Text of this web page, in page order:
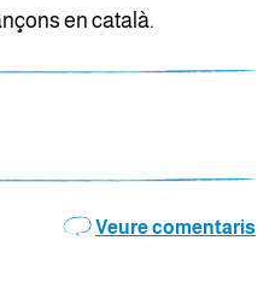
en català.
Veure comentaris